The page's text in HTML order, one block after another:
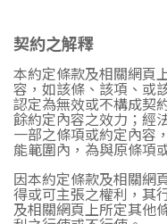
契約之解釋
本約定條款及相關網頁
容，如該條、該項、或
認定為無效或不構成契
餘約定內容之效力；經
一部之條項或約定內容
能範圍內，為與原條項
因本約定條款及相關網
得或可主張之權利，其
及相關網頁上所定其他